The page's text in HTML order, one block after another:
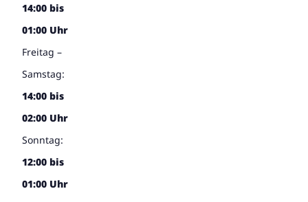
14:00 bis
01:00 Uhr
Freitag –
Samstag:
14:00 bis
02:00 Uhr
Sonntag:
12:00 bis
01:00 Uhr